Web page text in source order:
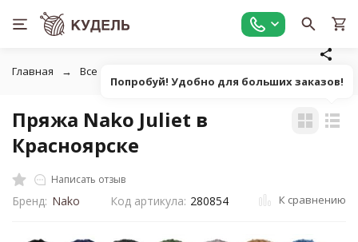
Главная Все для вязания
Пряжа Nako Juliet в
Красноярске
Написать отзыв
Бренд: Nako Код артикула: 280854 К сравнению
Попробуй! Удобно для больших заказов!